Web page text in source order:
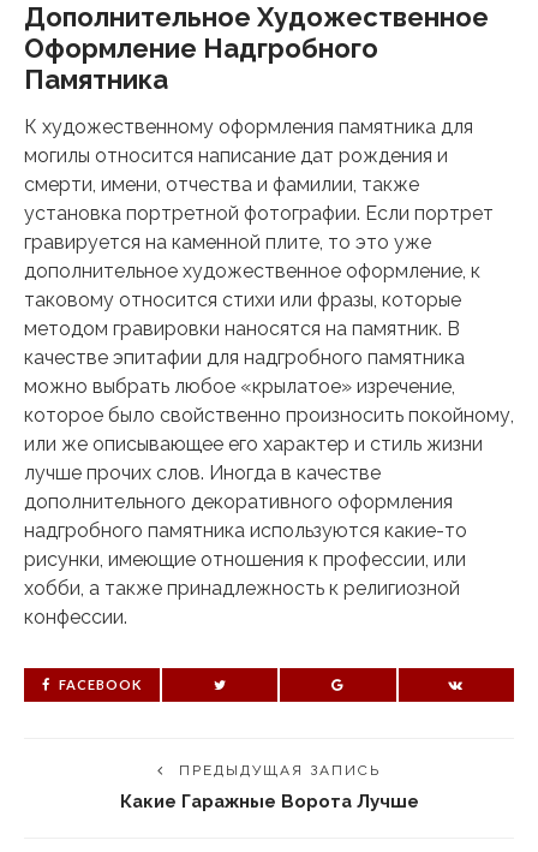
Дополнительное Художественное
Оформление Надгробного
Памятника
К художественному оформления памятника для
могилы относится написание дат рождения и
смерти, имени, отчества и фамилии, также
установка портретной фотографии. Если портрет
гравируется на каменной плите, то это уже
дополнительное художественное оформление, к
таковому относится стихи или фразы, которые
методом гравировки наносятся на памятник. В
качестве эпитафии для надгробного памятника
можно выбрать любое «крылатое» изречение,
которое было свойственно произносить покойному,
или же описывающее его характер и стиль жизни
лучше прочих слов. Иногда в качестве
дополнительного декоративного оформления
надгробного памятника используются какие-то
рисунки, имеющие отношения к профессии, или
хобби, а также принадлежность к религиозной
конфессии.
FACEBOOK
ПРЕДЫДУЩАЯ ЗАПИСЬ
Какие Гаражные Ворота Лучше